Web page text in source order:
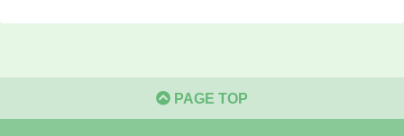
PAGE TOP